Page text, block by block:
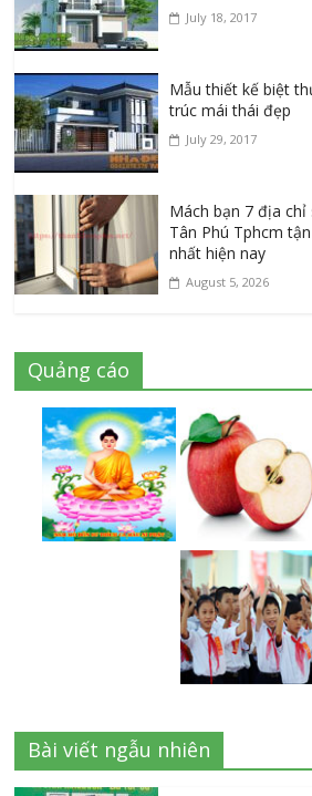
July 18, 2017
Mẫu thiết kế biệt
trúc mái thái đẹp
July 29, 2017
Mách bạn 7 địa
Tân Phú Tphcm
nhất hiện nay
August 5, 2026
Quảng cáo
Bài viết ngẫu nhiên